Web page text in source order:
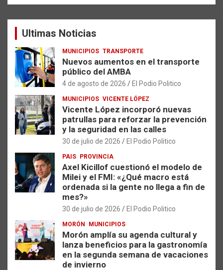
a
Ultimas Noticias
MUNICIPIOS TRANSPORTE
Nuevos aumentos en el transporte
público del AMBA
4 de agosto de 2026 El Podio Politico
MUNICIPIOS VICENTE LÓPEZ
Vicente López incorporó nuevas
patrullas para reforzar la prevención
y la seguridad en las calles
30 de julio de 2026 El Podio Politico
PAIS PROVINCIA
Axel Kicillof cuestionó el modelo de
Milei y el FMI: «¿Qué macro está
ordenada si la gente no llega a fin de
mes?»
30 de julio de 2026 El Podio Politico
MORÓN MUNICIPIOS
Morón amplía su agenda cultural y
lanza beneficios para la gastronomía
en la segunda semana de vacaciones
de invierno